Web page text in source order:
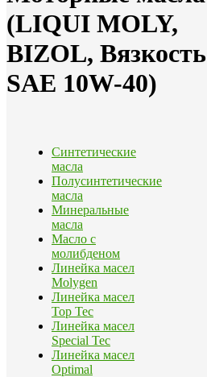
(LIQUI MOLY,
BIZOL, Вязкость
SAE 10W-40)
Синтетические
масла
Полусинтетические
масла
Минеральные
масла
Масло с
молибденом
Линейка масел
Molygen
Линейка масел
Top Tec
Линейка масел
Special Tec
Линейка масел
Optimal